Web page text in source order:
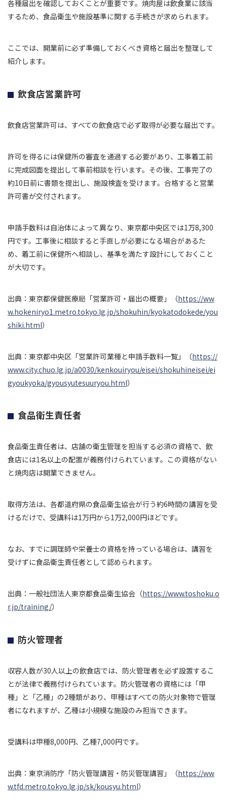
各種届出を確認しておくことが重要です。焼肉屋は飲食業に該当
するため、食品衛生や施設基準に関する手続きが求められます。
ここでは、開業前に必ず準備しておくべき資格と届出を整理して
紹介します。
飲食店営業許可
飲食店営業許可は、すべての飲食店で必ず取得が必要な届出です。
許可を得るには保健所の審査を通過する必要があり、工事着工前
に完成図面を提出して事前相談を行います。その後、工事完了の
約10日前に書類を提出し、施設検査を受けます。合格すると営業
許可書が交付されます。
申請手数料は自治体によって異なり、東京都中央区では1万8,300
円です。工事後に相談すると手直しが必要になる場合があるた
め、着工前に保健所へ相談し、基準を満たす設計にしておくこと
が大切です。
出典：東京都保健医療局「営業許可・届出の概要」（https://ww
w.hokeniryo1.metro.tokyo.lg.jp/shokuhin/kyokatodokede/you
shiki.html）
出典：東京都中央区「営業許可業種と申請手数料一覧」（https://
www.city.chuo.lg.jp/a0030/kenkouiryou/eisei/shokuhineisei/ei
gyoukyoka/gyousyutesuuryou.html）
食品衛生責任者
食品衛生責任者は、店舗の衛生管理を担当する必須の資格で、飲
食店には1名以上の配置が義務付けられています。この資格がない
と焼肉店は開業できません。
取得方法は、各都道府県の食品衛生協会が行う約6時間の講習を受
けるだけで、受講料は1万円から1万2,000円ほどです。
なお、すでに調理師や栄養士の資格を持っている場合は、講習を
受けずに食品衛生責任者として認められます。
出典：一般社団法人東京都食品衛生協会（https://www.toshoku.o
r.jp/training/）
防火管理者
収容人数が30人以上の飲食店では、防火管理者を必ず設置するこ
とが法律で義務付けられています。防火管理者の資格には「甲
種」と「乙種」の2種類があり、甲種はすべての防火対象物で管理
者になれますが、乙種は小規模な施設のみ担当できます。
受講料は甲種8,000円、乙種7,000円です。
出典：東京消防庁「防火管理講習・防災管理講習」（https://ww
w.tfd.metro.tokyo.lg.jp/sk/kousyu.html）